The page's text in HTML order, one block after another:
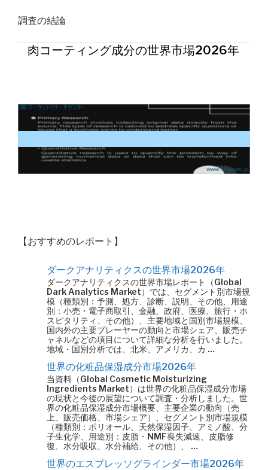
調査の結論
肉コーティング成分の世界市場2026年
【おすすめのレポート】
ダークアナリティクスの世界市場2026年
ダークアナリティクスの世界市場レポート（Global
Dark Analytics Market）では、セグメント別市場規
模（種類別：予測、処方、診断、説明、その他、用途
別：小売・電子商取引、金融、政府、医療、旅行・ホ
スピタリティ、その他）、主要地域と国別市場規模、
国内外の主要プレーヤーの動向と市場シェア、販売チ
ャネルなどの項目について詳細な分析を行いました。
地域・国別分析では、北米、アメリカ、カ …
世界の化粧品保湿成分市場2026年
当資料（Global Cosmetic Moisturizing
Ingredients Market）は世界の化粧品保湿成分市場
の現状と今後の展望について調査・分析しました。世
界の化粧品保湿成分市場概要、主要企業の動向（売
上、販売価格、市場シェア）、セグメント別市場規模
（種類別：ポリオール、天然保湿因子、アミノ酸、分
子生化学、用途別：皮脂・NMF喪失減速、皮脂修
復、水分吸収、水分補給、その他）、 …
世界のエスプレッソグラインダー市場2026年